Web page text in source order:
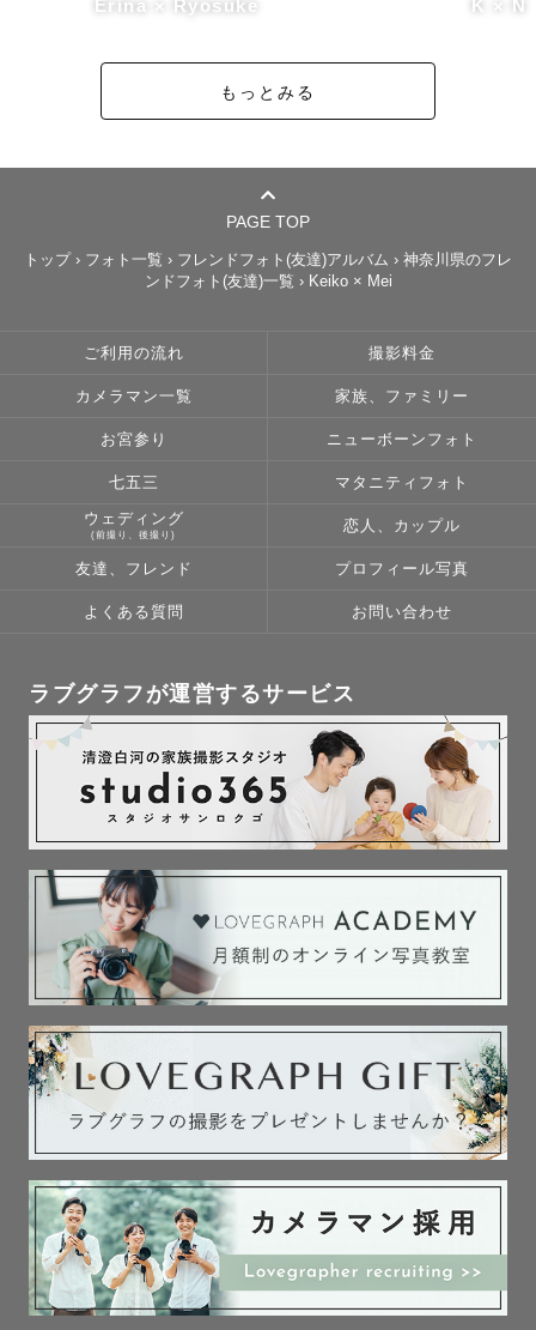
Erina × Ryosuke K × N
もっとみる
PAGE TOP
トップ › フォト一覧 › フレンドフォト(友達)アルバム › 神奈川県のフレ
ンドフォト(友達)一覧 › Keiko × Mei
ご利用の流れ 撮影料金
カメラマン一覧 家族、ファミリー
お宮参り ニューボーンフォト
七五三 マタニティフォト
ウェディング
(前撮り、後撮り)
恋人、カップル
友達、フレンド プロフィール写真
よくある質問 お問い合わせ
ラブグラフが運営するサービス